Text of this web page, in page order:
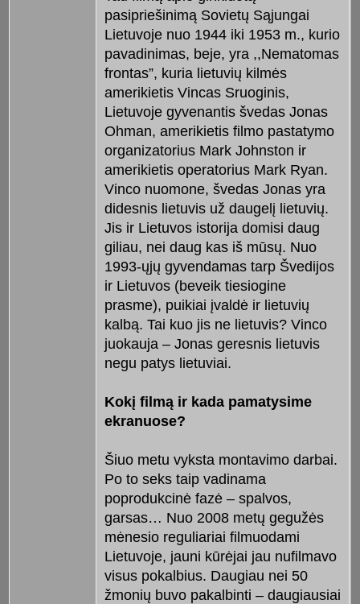
pasipriešinimą Sovietų Sąjungai
Lietuvoje nuo 1944 iki 1953 m., kurio
pavadinimas, beje, yra ,,Nematomas
frontas”, kuria lietuvių kilmės
amerikietis Vincas Sruoginis,
Lietuvoje gyvenantis švedas Jonas
Ohman, amerikietis filmo pastatymo
organizatorius Mark Johnston ir
amerikietis operatorius Mark Ryan.
Vinco nuomone, švedas Jonas yra
didesnis lietuvis už daugelį lietuvių.
Jis ir Lietuvos istorija domisi daug
giliau, nei daug kas iš mūsų. Nuo
1993-ųjų gyvendamas tarp Švedijos
ir Lietuvos (beveik tiesiogine
prasme), puikiai įvaldė ir lietuvių
kalbą. Tai kuo jis ne lietuvis? Vinco
juokauja – Jonas geresnis lietuvis
negu patys lietuviai.
Kokį filmą ir kada pamatysime
ekranuose?
Šiuo metu vyksta montavimo darbai.
Po to seks taip vadinama
poprodukcinė fazė – spalvos,
garsas… Nuo 2008 metų gegužės
mėnesio reguliariai filmuodami
Lietuvoje, jauni kūrėjai jau nufilmavo
visus pokalbius. Daugiau nei 50
žmonių buvo pakalbinti – daugiausiai